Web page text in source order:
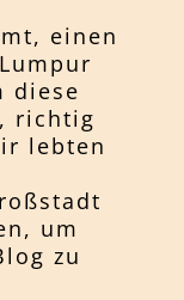
einen
diese
richtig
lebten
um
zu